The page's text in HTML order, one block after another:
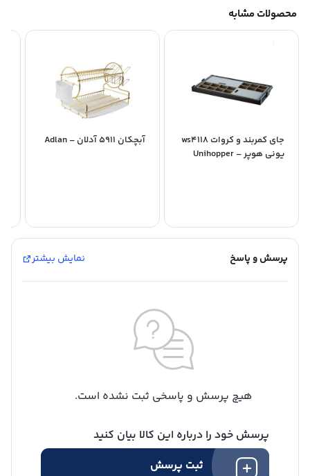
محصولات مشابه
جای کمربند و کروات ws4118
یونی هوپر – Unihopper
آبچکان 5911 آدلان – Adlan
پرسش و پاسخ نمایش بیشتر
هیچ پرسش و پاسخی ثبت نشده است.
پرسش خود را درباره این کالا بیان کنید
ثبت پرسش